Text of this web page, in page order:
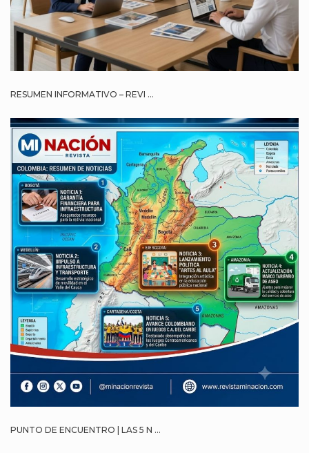
RESUMEN INFORMATIVO – REVI ...
PUNTO DE ENCUENTRO | LAS 5 N ...